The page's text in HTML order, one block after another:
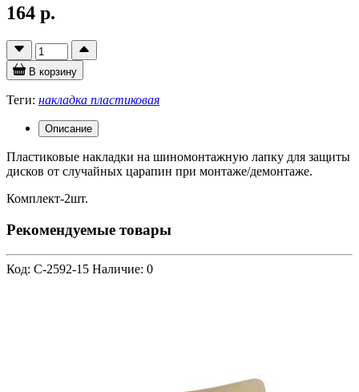
164 р.
В корзину
Теги: накладка пластиковая
Описание
Пластиковые накладки на шиномонтажную лапку для защиты
дисков от случайных царапин при монтаже/демонтаже.
Комплект-2шт.
Рекомендуемые товары
Код: C-2592-15 Наличие: 0